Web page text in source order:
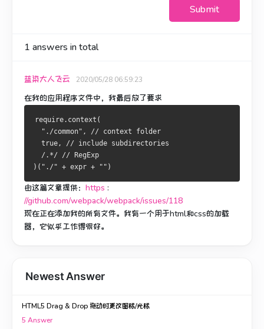
Submit
1 answers in total
蓝染大人飞云 2020/05/28 06:59:23
在我的应用程序文件中，我最后放了要求
require. context (
"./common" ,
// context folder
true,
// include subdirectories
/.*/ //
RegExp
)( "./" + expr + "" )
由这篇文章提供： https :
//github.com/webpack/webpack/issues/118
现在正在添加我的所有文件。 我有一个用于html和css的加载
器，它似乎工作得很好。
Newest Answer
HTML5 Drag & Drop 拖动时更改图标/光标
5 Answer